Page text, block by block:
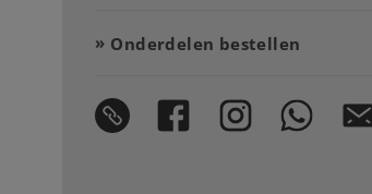
Onderdelen bestellen